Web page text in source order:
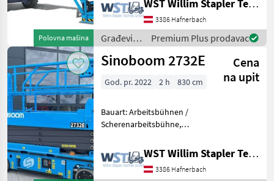
Marketplace
Ponude
trgovaca
Oglasi
Polovna mašina
2000mm, Građevinski
strojevi Građevinska dizala
WST Willim Stapler Technik GmbH
3386 Hafnerbach
Građevinski
strojevi /
Sinoboom
Premium Plus prodavac
Sinoboom 2732E
Cena
na upit
God. pr. 2022 2 h 830 cm
Bauart: Arbeitsbühnen /
Scherenarbeitsbühne,
strojevi Građevinska dizala
WST Willim Stapler Technik GmbH
3386 Hafnerbach